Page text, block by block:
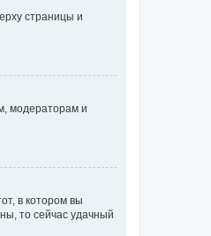
страницы и
модераторам и
в котором вы
то сейчас удачный